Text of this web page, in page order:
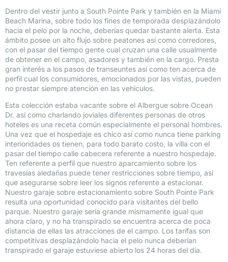
Dentro del vestir junto a South Pointe Park y también en la Miami
Beach Marina, sobre todo los fines de temporada desplazándolo
hacia el pelo por la noche, deberías quedar bastante alerta. Esta
ámbito posee un alto flujo sobre peatones así­ como corredores,
con el pasar del tiempo gente cual cruzan una calle usualmente
de obtener en el campo, asadores y también en la cargo. Presta
gran interés a los pasos de transeuntes así­ como ten acerca de
perfil cual los consumidores, emocionados por las vistas, pueden
no prestar siempre atención en las vehículos.
Esta colección estaba vacante sobre el Albergue sobre Ocean
Dr. así­ como charlando joviales diferentes personas de otros
hoteles es una receta común especialmente el personal hombres.
Una vez que el hospedaje es chico así­ como nunca tiene parking
interioridades os tienen, para todo barato costo, la villa con el
pasar del tiempo calle cabecera referente a nuestro hospedaje.
Ten referente a perfil que nuestro aparcamiento sobre los
travesí­as aledañas puede tener restricciones sobre tiempo, así
que asegurarse sobre leer los signos referente a estacionar.
Nuestro garaje sobre estacionamiento sobre South Pointe Park
resulta una oportunidad conocido para visitantes del bello
parque. Nuestro garaje serí­a grande mismamente­ igual que
ahora claro, y no ha transpirado se encuentra acerca de poca
distancia de ellas las atracciones de el campo. Los tarifas son
competitivas desplazándolo hacia el pelo nunca deberían
transpirado el garaje estuviese abierto los 24 horas del día.